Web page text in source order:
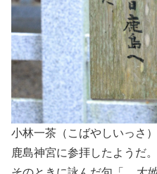
小林一茶（こばやしいっさ
鹿島神宮に参拝したようだ。